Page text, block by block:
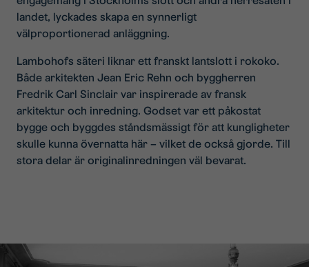
landet, lyckades skapa en synnerligt
välproportionerad anläggning.
Lambohofs säteri liknar ett franskt lantslott i rokoko.
Både arkitekten Jean Eric Rehn och byggherren
Fredrik Carl Sinclair var inspirerade av fransk
arkitektur och inredning. Godset var ett påkostat
bygge och byggdes ståndsmässigt för att kungligheter
skulle kunna övernatta här – vilket de också gjorde. Till
stora delar är originalinredningen väl bevarat.